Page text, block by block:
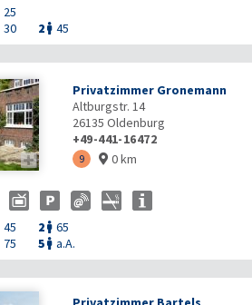
25
30 2  45

Privatzimmer Gronemann
Altburgstr. 14
26135 Oldenburg
+49-441-16472
9  0 km
45 2  65
75 5  a.A.